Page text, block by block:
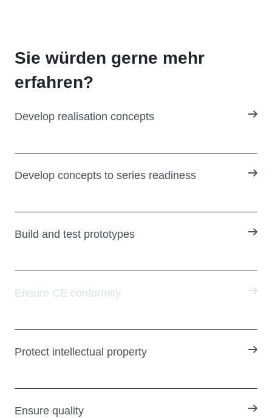
Sie würden gerne mehr
erfahren?
Develop realisation concepts
Develop concepts to series readiness
Build and test prototypes
Ensure CE conformity
Protect intellectual property
Ensure quality